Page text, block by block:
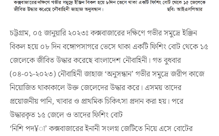
চট্টগ্রাম, ০৫ জানুয়ারি ২০২৩ঃ কক্সবাজারের দক্ষিণে গভীর সমুদ্রে ইঞ্জিন
বিকল হয়ে ০৮ দিন বঙ্গোপসাগরে ভেসে থাকা একটি ফিশিং বোট থেকে ১৫
জেলেকে জীবিত উদ্ধার করেছে বাংলাদেশ নৌবাহিনী। গত বুধবার
(০৪-০১-২০২৩) নৌবাহিনী জাহাজ ‘অনুসন্ধান’ গভীর সমুদ্রে জরীপ কাজে
নিয়োজিত থাকাকালে উক্ত জেলেদের উদ্ধার করে। এসময় তাদের
প্রয়োজনীয় পানি, খাবার ও প্রাথমিক চিকিৎসা প্রদান করা হয়। পরে
উদ্ধারকৃত ১৫ জেলে ও তাদের ফিশিং বোট
‘নিশি পদ¥া’ কক্সবাজারের ইনানী সংলগ্ন জেটিতে নিয়ে এসে বোটের